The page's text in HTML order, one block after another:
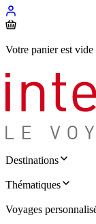
Votre panier est vide
Destinations
Thématiques
Voyages